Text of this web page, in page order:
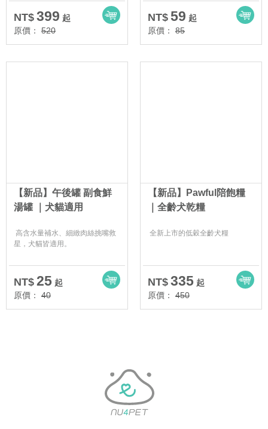
NT$ 399 起
原價：
520
NT$ 59 起
原價：
85
【新品】午後罐 副食鮮
湯罐 ｜犬貓適用
高含水量補水、細緻肉絲挑嘴救
星，犬貓皆適用。
NT$ 25 起
原價：
40
【新品】Pawful陪飽糧
｜全齡犬乾糧
全新上市的低穀全齡犬糧
NT$ 335 起
原價：
450